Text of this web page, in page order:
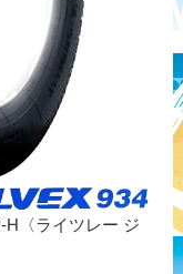
〈ライツレー ジ